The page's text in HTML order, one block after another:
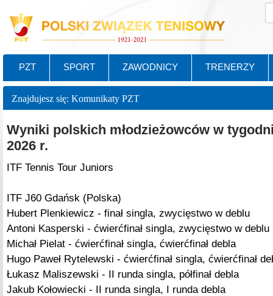
PZT SPORT ZAWODNICY TRENERZY
Znajdujesz się: Komunikaty PZT
Wyniki polskich młodzieżowców w
2026 r.
ITF Tennis Tour Juniors
ITF J60 Gdańsk (Polska)
Hubert Plenkiewicz - finał singla, zwycięstwo w deblu
Antoni Kasperski - ćwierćfinał singla, zwycięstwo w deblu
Michał Pielat - ćwierćfinał singla, ćwierćfinał debla
Hugo Paweł Rytelewski - ćwierćfinał singla, ćwierćfinał
Łukasz Maliszewski - II runda singla, półfinał debla
Jakub Kołowiecki - II runda singla, I runda debla